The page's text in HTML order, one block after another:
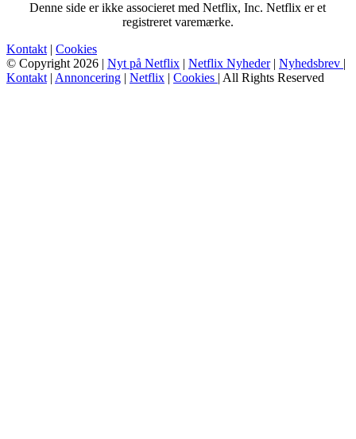
Denne side er ikke associeret med Netflix, Inc. Netflix er et
registreret varemærke.
Kontakt | Cookies
© Copyright 2026 | Nyt på Netflix | Netflix Nyheder| Nyhedsbrev |
Kontakt | Annoncering | Netflix | Cookies | All Rights Reserved